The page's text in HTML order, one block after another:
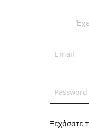
Ξεχάσατε